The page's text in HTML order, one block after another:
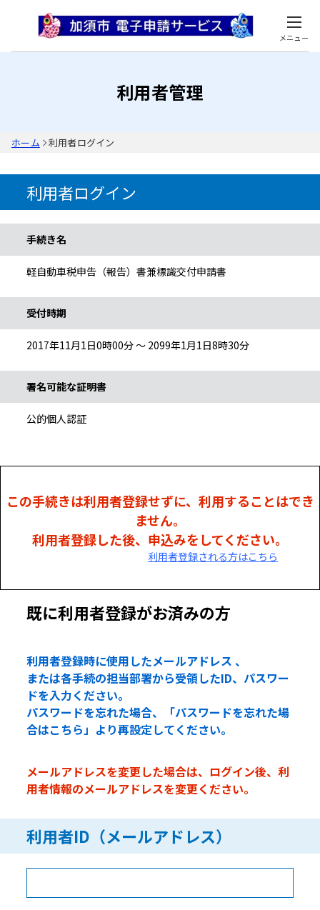
メニュー
利用者管理
ホーム 利用者ログイン
利用者ログイン
手続き名
軽自動車税申告（報告）書兼標識交付申請書
受付時期
2017年11月1日0時00分 ～ 2099年1月1日8時30分
署名可能な証明書
公的個人認証
この手続きは利用者登録せずに、利用することはでき
ません。
利用者登録した後、申込みをしてください。
利用者登録される方はこちら
既に利用者登録がお済みの方
利用者登録時に使用したメールアドレス 、
または各手続の担当部署から受領したID、パスワー
ドを入力ください。
パスワードを忘れた場合、「パスワードを忘れた場
合はこちら」より再設定してください。
メールアドレスを変更した場合は、ログイン後、利
用者情報のメールアドレスを変更ください。
利用者ID（メールアドレス）